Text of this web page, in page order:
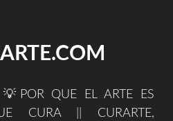
POR
LARROSA"
💡POR QUE EL ARTE ES
CURA || CURARTE,